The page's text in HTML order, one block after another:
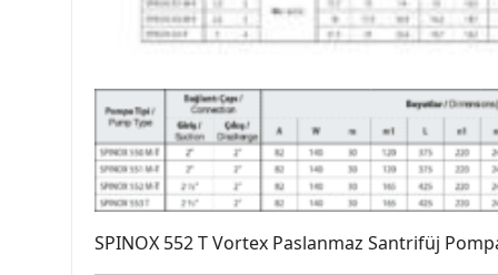
SPINOX 552 T Vortex Paslanmaz Santrifüj